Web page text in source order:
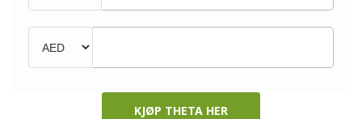
KJØP THETA HER